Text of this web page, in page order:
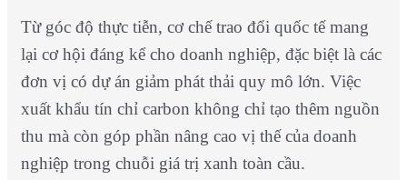
Từ góc độ thực tiễn, cơ chế trao đổi quốc tế mang
lại cơ hội đáng kể cho doanh nghiệp, đặc biệt là các
đơn vị có dự án giảm phát thải quy mô lớn. Việc
xuất khẩu tín chỉ carbon không chỉ tạo thêm nguồn
thu mà còn góp phần nâng cao vị thế của doanh
nghiệp trong chuỗi giá trị xanh toàn cầu.